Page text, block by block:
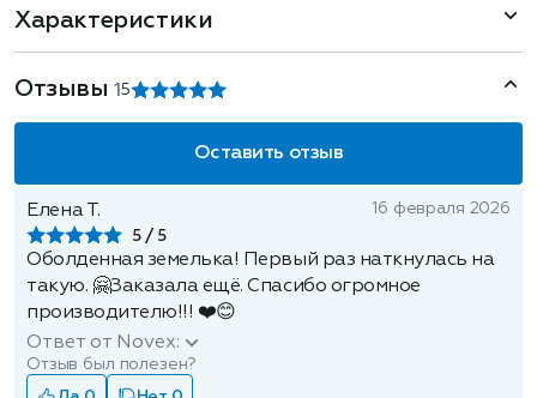
Характеристики
Отзывы1 5
Оставить отзыв
Елена Т.
5
16 февраля 2026
Оболденная земелька! Первый раз наткнулась на
такую. 🤗Заказала ещё. Спасибо огромное
производителю!!! ❤️😊
Ответ от Novex:
Отзыв был полезен?